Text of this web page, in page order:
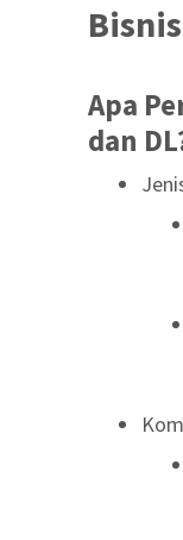
Apa
dan